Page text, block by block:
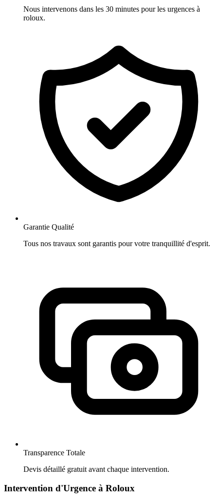
Nous intervenons dans les 30 minutes pour les urgences à
roloux.
Garantie Qualité
Tous nos travaux sont garantis pour votre tranquillité d'esprit.
Transparence Totale
Devis détaillé gratuit avant chaque intervention.
Intervention d'Urgence à Roloux